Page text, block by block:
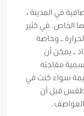
في المدينة ،
الخاص. في كثير
– وخاصة
– يمكن أن
مفاجئة
سواء كنت في
قبل أن
العواصف.